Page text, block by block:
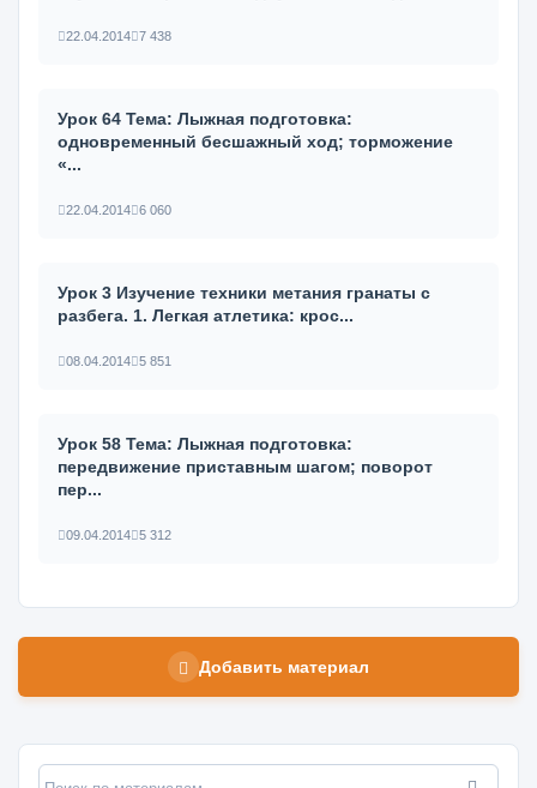
22.04.2014 7 438
Урок 64 Тема: Лыжная подготовка:
одновременный бесшажный ход; тормо­жение
«...
22.04.2014 6 060
Урок 3 Изучение техники метания гранаты с
разбега. 1. Легкая атлетика: крос...
08.04.2014 5 851
Урок 58 Тема: Лыжная подготовка:
передвижение приставным шагом; пово­рот
пер...
09.04.2014 5 312
Добавить материал